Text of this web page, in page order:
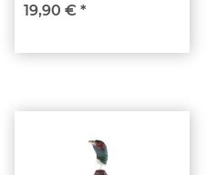
19,90 € *